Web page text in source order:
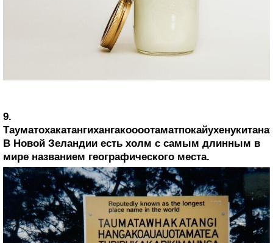
9.
В Новой Зеландии есть холм с самым длинным в
мире названием географического места.